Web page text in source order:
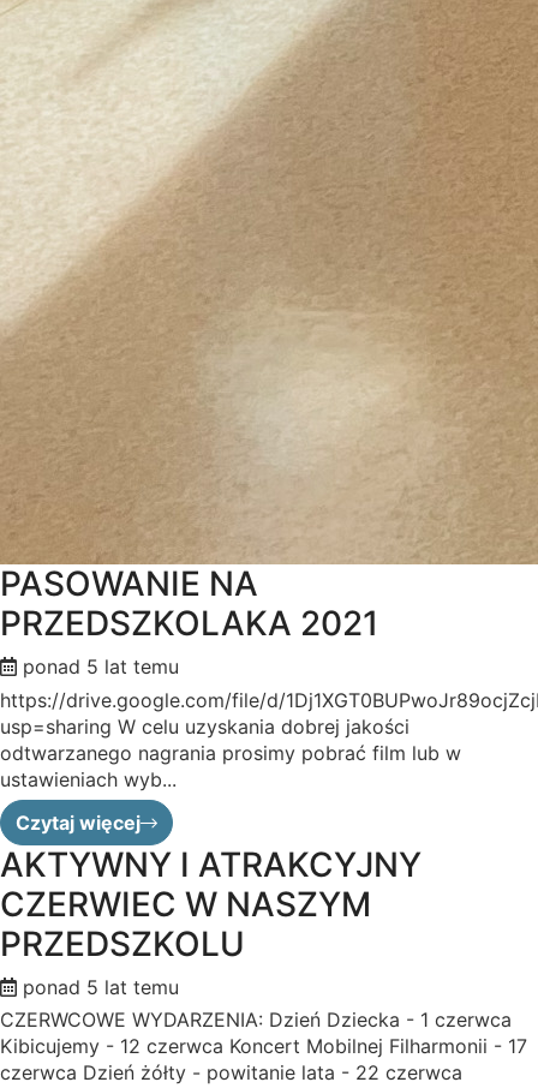
PASOWANIE NA
PRZEDSZKOLAKA 2021
ponad 5 lat temu
https://drive.google.com/file/d/
usp=sharing W celu uzyskania dobrej jakości
odtwarzanego nagrania prosimy pobrać film lub w
ustawieniach wyb...
Czytaj więcej
AKTYWNY I ATRAKCYJNY
CZERWIEC W NASZYM
PRZEDSZKOLU
ponad 5 lat temu
CZERWCOWE WYDARZENIA: Dzień Dziecka - 1 czerwca
Kibicujemy - 12 czerwca Koncert Mobilnej Filharmonii - 17
czerwca Dzień żółty - powitanie lata - 22 czerwca